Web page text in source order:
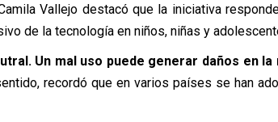
Vallejo destacó que la iniciativa
de la tecnología en niños, niñas y
Un mal uso puede generar daños en la
recordó que en varios países se han